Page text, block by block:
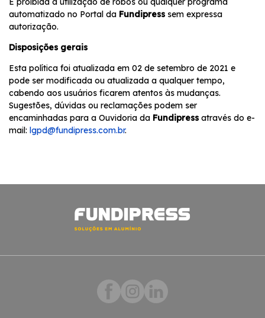
automatizado no Portal da Fundipress sem expressa
autorização.
Disposições gerais
Esta política foi atualizada em 02 de setembro de 2021 e
pode ser modificada ou atualizada a qualquer tempo,
cabendo aos usuários ficarem atentos às mudanças.
Sugestões, dúvidas ou reclamações podem ser
encaminhadas para a Ouvidoria da Fundipress através do e-
mail: lgpd@fundipress.com.br.